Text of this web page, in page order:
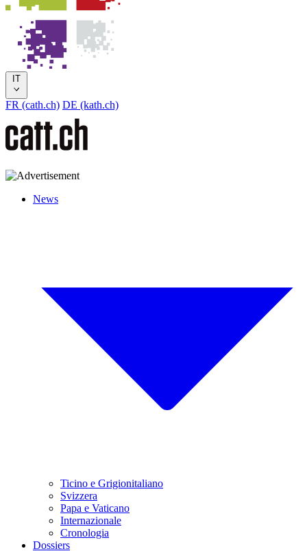
IT
FR (cath.ch) DE (kath.ch)
News
Ticino e Grigionitaliano
Svizzera
Papa e Vaticano
Internazionale
Cronologia
Dossiers